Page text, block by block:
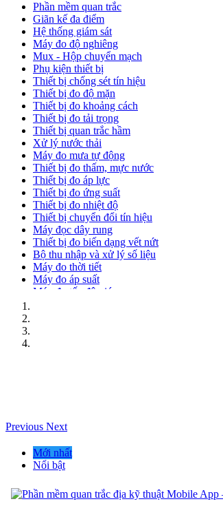
Phần mềm quan trắc
Giãn kế đa điểm
Hệ thống giám sát
Máy đo độ nghiêng
Mux - Hộp chuyển mạch
Phụ kiện thiết bị
Thiết bị chống sét tín hiệu
Thiết bị đo độ mặn
Thiết bị đo khoảng cách
Thiết bị đo tải trọng
Thiết bị quan trắc hầm
Xử lý nước thải
Máy đo mưa tự động
Thiết bị đo thấm, mực nước
Thiết bị đo áp lực
Thiết bị đo ứng suất
Thiết bị đo nhiệt độ
Thiết bị chuyển đổi tín hiệu
Máy đọc dây rung
Thiết bị đo biến dạng vết nứt
Bộ thu nhập và xử lý số liệu
Máy đo thời tiết
Máy đo áp suất
Máy đo tốc độ gió
Previous Next
Mới nhất
Nổi bật